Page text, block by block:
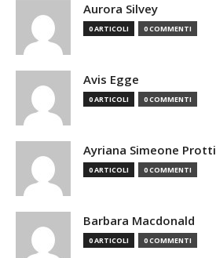
Aurora Silvey
0 ARTICOLI 0 COMMENTI
Avis Egge
0 ARTICOLI 0 COMMENTI
Ayriana Simeone Protti
0 ARTICOLI 0 COMMENTI
Barbara Macdonald
0 ARTICOLI 0 COMMENTI